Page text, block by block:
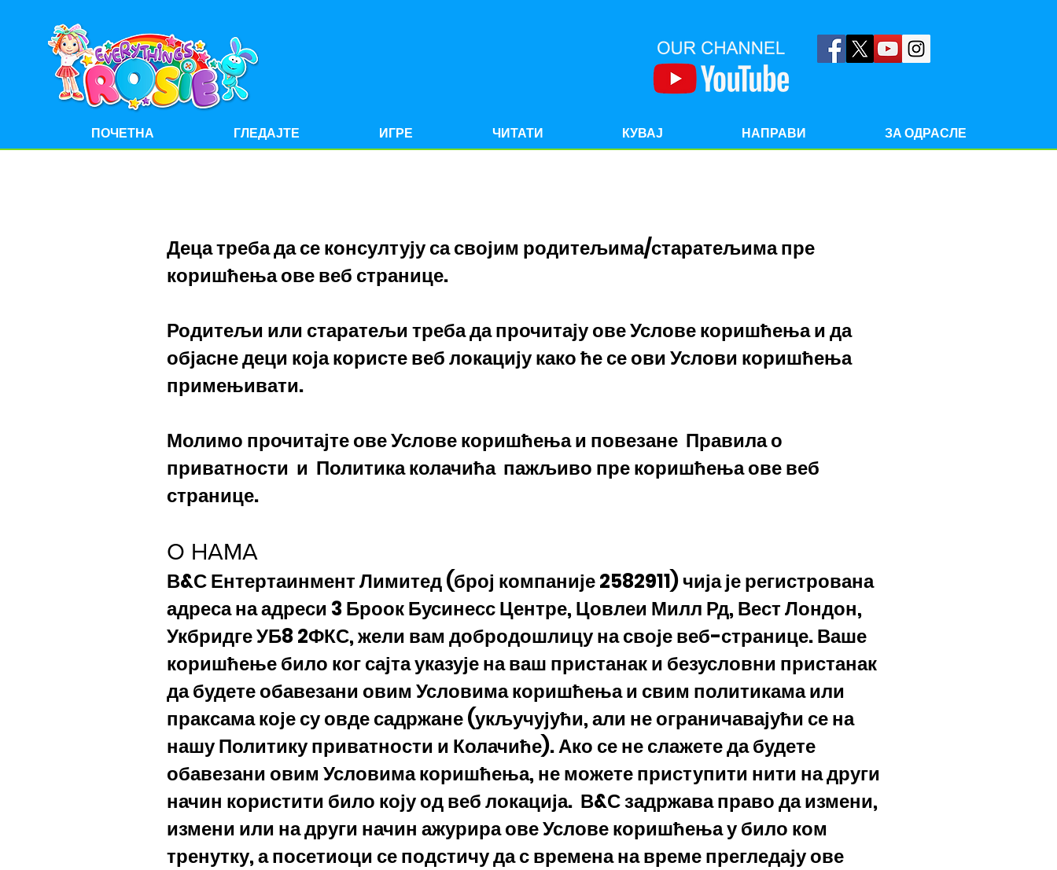
ПОЧЕТНА ГЛЕДАЈТЕ ИГРЕ ЧИТАТИ КУВАЈ НАПРАВИ ЗА ОДРАСЛЕ
Деца треба да се консултују са својим родитељима/старатељима пре
коришћења ове веб странице.
Родитељи или старатељи треба да прочитају ове Услове коришћења и да
објасне деци која користе веб локацију како ће се ови Услови коришћења
примењивати.
Молимо прочитајте ове Услове коришћења и повезане Правила о
приватности и Политика колачића пажљиво пре коришћења ове веб
странице.
О НАМА
В&С Ентертаинмент Лимитед (број компаније 2582911) чија је регистрована
адреса на адреси 3 Броок Бусинесс Центре, Цовлеи Милл Рд, Вест Лондон,
Укбридге УБ8 2ФКС, жели вам добродошлицу на своје веб-странице. Ваше
коришћење било ког сајта указује на ваш пристанак и безусловни пристанак
да будете обавезани овим Условима коришћења и свим политикама или
праксама које су овде садржане (укључујући, али не ограничавајући се на
нашу Политику приватности и Колачиће). Ако се не слажете да будете
обавезани овим Условима коришћења, не можете приступити нити на други
начин користити било коју од веб локација. В&С задржава право да измени,
измени или на други начин ажурира ове Услове коришћења у било ком
тренутку, а посетиоци се подстичу да с времена на време прегледају ове